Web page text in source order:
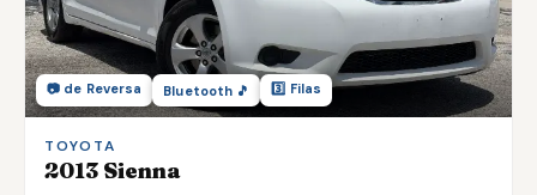
📷 de Reversa Bluetooth 🎵 3️⃣ Filas
TOYOTA
2013 Sienna